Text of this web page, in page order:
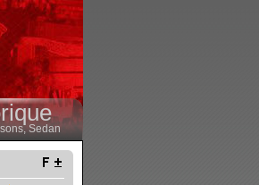
Sedan